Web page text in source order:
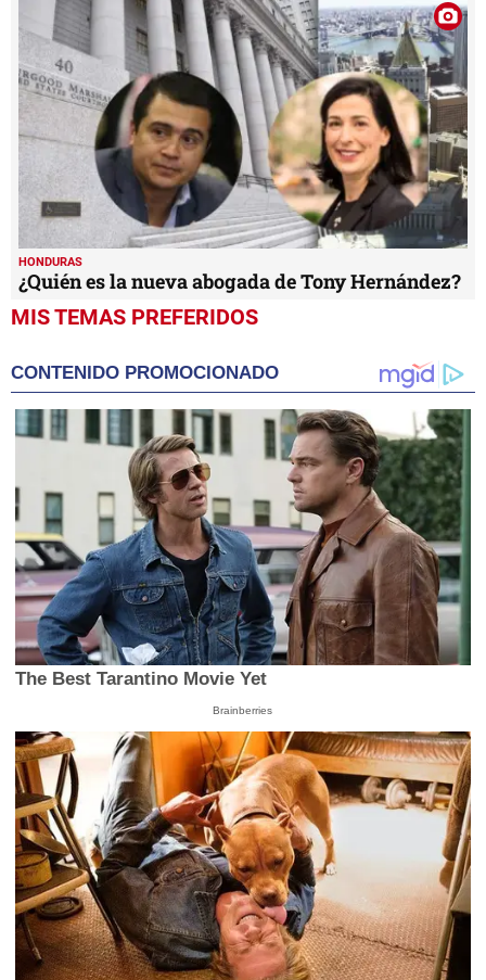
HONDURAS
¿Quién es la nueva abogada de Tony Hernández?
MIS TEMAS PREFERIDOS
CONTENIDO PROMOCIONADO
The Best Tarantino Movie Yet
Brainberries